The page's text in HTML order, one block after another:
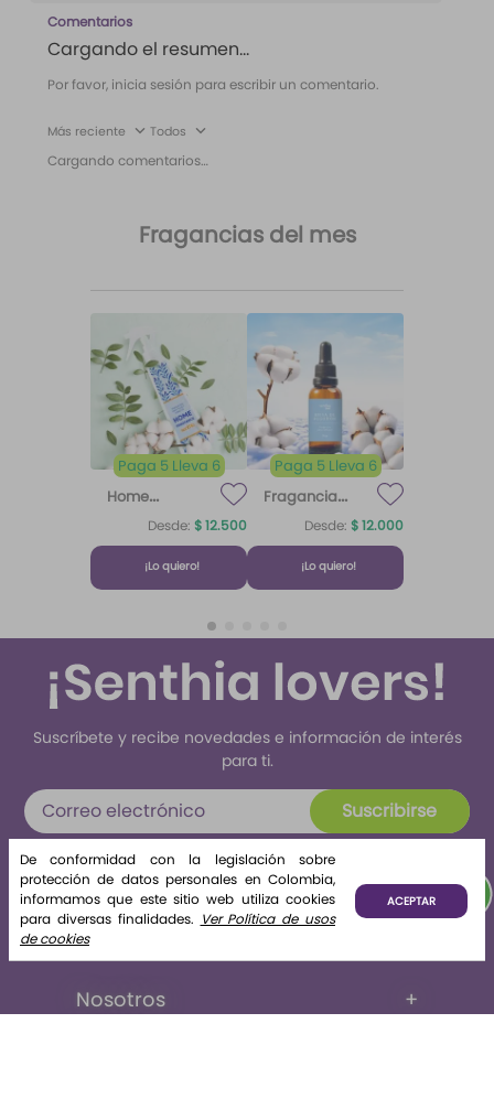
Comentarios
Cargando el resumen…
Por favor, inicia sesión para escribir un comentario.
Más reciente Todos
Cargando comentarios…
Fragancias del mes
Paga 5 Lleva 6
Home
Fragrance
AlgodónHome
Algodón 220
ml Etq.
Desde: $12.500
¡Lo quiero!
Paga 5 Lleva 6
Fragancia
para difusor
Brisa deDesde: $12.000
¡Lo quiero!
Suscríbete y recibe novedades e información de interés
para ti.
Suscribirse
Al enviar tus datos declaras haber leído y aceptado el
tratamiento de datos personales
Nosotros
+
De conformidad con la legislación sobre
protección de datos personales en Colombia,
informamos que este sitio web utiliza cookies
para diversas finalidades. Ver Política de usos
de cookies
ACEPTAR